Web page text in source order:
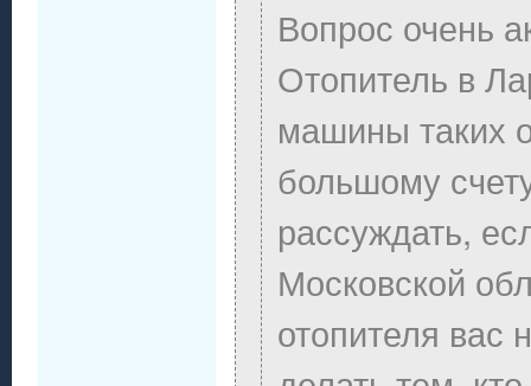
Вопрос очень
Отопитель в
машины таких
большому
рассуждать,
Московской
отопителя вас